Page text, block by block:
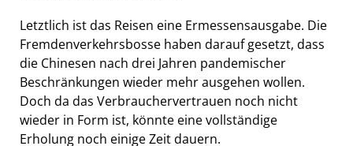
Letztlich ist das Reisen eine Ermessensausgabe. Die
Fremdenverkehrsbosse haben darauf gesetzt, dass
die Chinesen nach drei Jahren pandemischer
Beschränkungen wieder mehr ausgehen wollen.
Doch da das Verbrauchervertrauen noch nicht
wieder in Form ist, könnte eine vollständige
Erholung noch einige Zeit dauern.